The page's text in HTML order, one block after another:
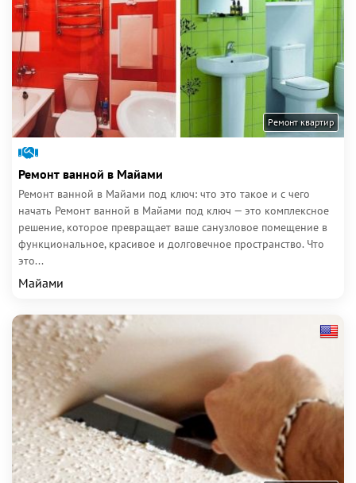
Ремонт квартир
Ремонт ванной в Майами
Ремонт ванной в Майами под ключ: что это такое и с чего
начать Ремонт ванной в Майами под ключ — это комплексное
решение, которое превращает ваше санузловое помещение в
функциональное, красивое и долговечное пространство. Что
это...
Майами